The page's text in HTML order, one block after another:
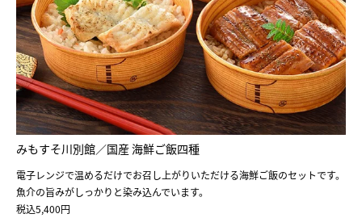
みもすそ川別館／国産 海鮮ご飯四種
電子レンジで温めるだけでお召し上がりいただける海鮮ご飯のセットです。
魚介の旨みがしっかりと染み込んでいます。
税込5,400円